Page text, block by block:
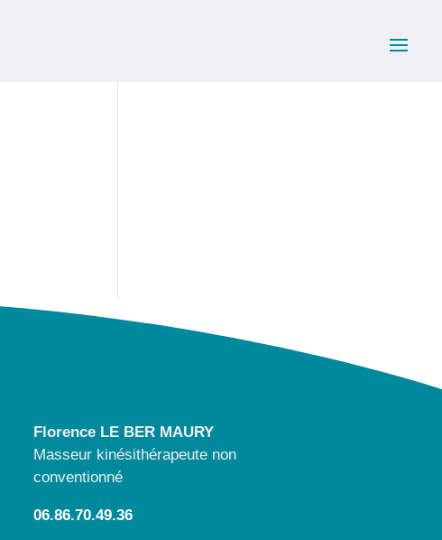
Florence LE BER MAURY
Masseur kinésithérapeute non
conventionné
06.86.70.49.36